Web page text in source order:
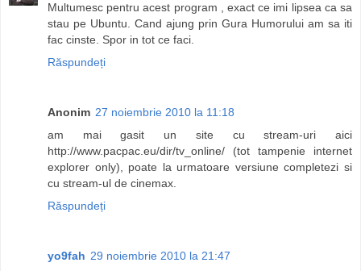
Multumesc pentru acest program , exact ce imi lipsea ca sa
stau pe Ubuntu. Cand ajung prin Gura Humorului am sa iti
fac cinste. Spor in tot ce faci.
Răspundeți
Anonim 27 noiembrie 2010 la 11:18
am mai gasit un site cu stream-uri aici
http://www.pacpac.eu/dir/tv_online/ (tot tampenie internet
explorer only), poate la urmatoare versiune completezi si
cu stream-ul de cinemax.
Răspundeți
yo9fah 29 noiembrie 2010 la 21:47